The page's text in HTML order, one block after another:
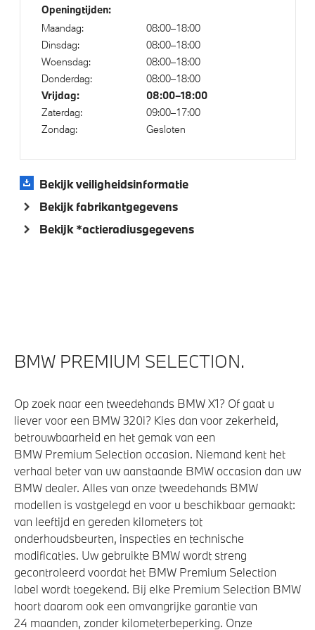
Klimaatbeheersing
Automatische 2-zone Airconditioning
Elektrische voorzieningen
Bandenspanningsweergavesysteem
Alarmsysteem klasse 3 (VbV/SCM)
High-beam assistant
Parking Assistant
Achteruitrijcamera
Comfort Access
Aandrijving en onderstel
Laadkabel (Mode 3, 22kW)
Kilometertacho
Anti blokkeer systeem
Veiligheid
Openingtijden:
Maandag:
08:00–18:00
Dinsdag:
08:00–18:00
Woensdag:
08:00–18:00
Donderdag:
08:00–18:00
Vrijdag: 08:00–18:00
Zaterdag:
09:00–17:00
Zondag:
Gesloten
Bekijk veiligheidsinformatie
Bekijk fabrikantgegevens
Bekijk *actieradiusgegevens
BMW PREMIUM SELECTION.
Op zoek naar een tweedehands BMW X1? Of gaat u
liever voor een BMW 320i? Kies dan voor zekerheid,
betrouwbaarheid en het gemak van een
BMW Premium Selection occasion. Niemand kent het
verhaal beter van uw aanstaande BMW occasion dan uw
BMW dealer. Alles van onze tweedehands BMW
modellen is vastgelegd en voor u beschikbaar gemaakt:
van leeftijd en gereden kilometers tot
onderhoudsbeurten, inspecties en technische
modificaties. Uw gebruikte BMW wordt streng
gecontroleerd voordat het BMW Premium Selection
label wordt toegekend. Bij elke Premium Selection BMW
hoort daarom ook een omvangrijke garantie van
24 maanden, zonder kilometerbeperking. Onze